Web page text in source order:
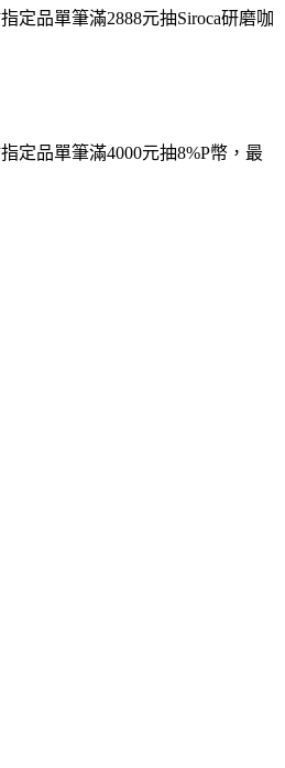
定品單筆滿2888元抽Siroca研磨咖
定品單筆滿4000元抽8%P幣，最